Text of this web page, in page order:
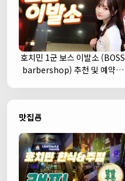
호치민 1군 보스 이발소 (BOSS
barbershop) 추천 및 예약안
맛집🍜